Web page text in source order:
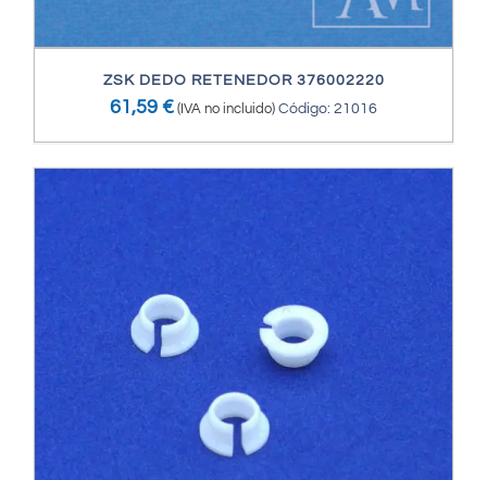
ZSK DEDO RETENEDOR 376002220
61,59 € (IVA no incluido) Código: 21016